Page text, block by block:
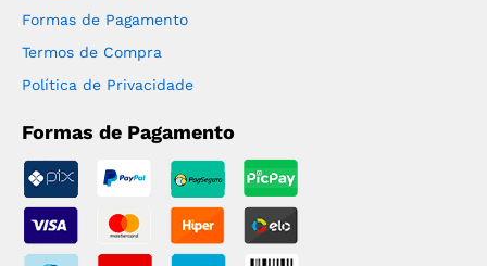
Formas de Pagamento
Termos de Compra
Política de Privacidade
Formas de Pagamento